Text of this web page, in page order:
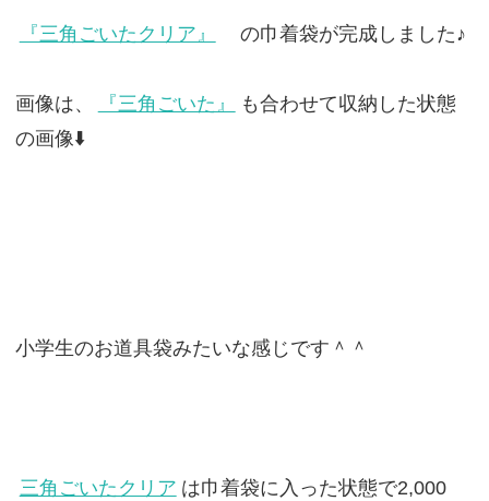
『三角ごいたクリア』 の巾着袋が完成しました♪
画像は、 『三角ごいた』
も合わせて収納した状態
の画像⬇️
小学生のお道具袋みたいな感じです＾＾
三角ごいたクリア は巾着袋に入った状態で2,000